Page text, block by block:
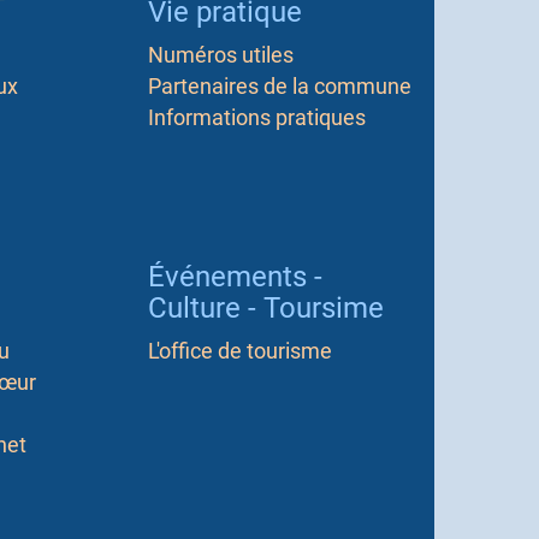
Vie pratique
Numéros utiles
Partenaires de la commune
Informations pratiques
Événements -
Culture - Toursime
L'office de tourisme